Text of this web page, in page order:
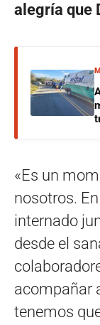
alegría que
«Es un
nosotros.
internado
desde el
acompañar
tenemos